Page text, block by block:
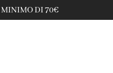
MINIMO DI 70€